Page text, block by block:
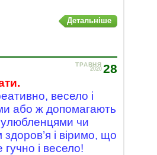
Детальніше
28
ТРАВНЯ
2020
весело і
або ж допомагають
улюбленцями чи
і віримо, що
гучно і весело!